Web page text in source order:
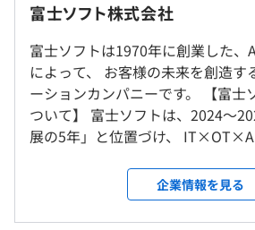
作業に必要なスペックのPC、開発ツ
む）など、必要な開発環境を用意し
＜雇入時＞
錦糸町オフィス、桜木町本社、一部
＜変更範囲＞
会社の定める場所（テレワークを行
受動喫煙防止措置に関する事項
敷地内禁煙（喫煙場所あり）
休憩時間：12：00〜13：00（60分）
【年間休日126日※2024年度】
・完全週休2日制（土･日）
富士ソフト株式会社
富士ソフトは1970年に創業した、
によって、 お客様の未来を創造す
ーションカンパニーです。 【富士ソフト株式会社に
ついて】 富士ソフトは、2024〜
展の5年」と位置づけ、
り組みの柱は大きく3つです。 ・
化。お客様への提供価値向上と生
安定した事業成長を進めます。 ・
企業情報を見る